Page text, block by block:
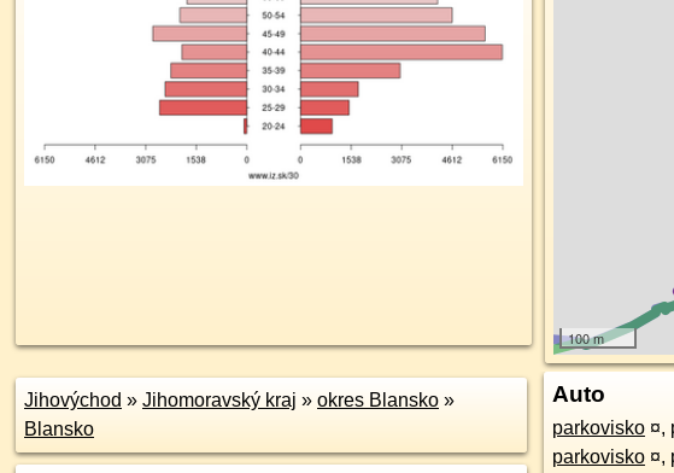
100 m
Jihovýchod » Jihomoravský kraj » okres Blansko »
Blansko
Auto
parkovisko ¤,
parkovisko ¤,